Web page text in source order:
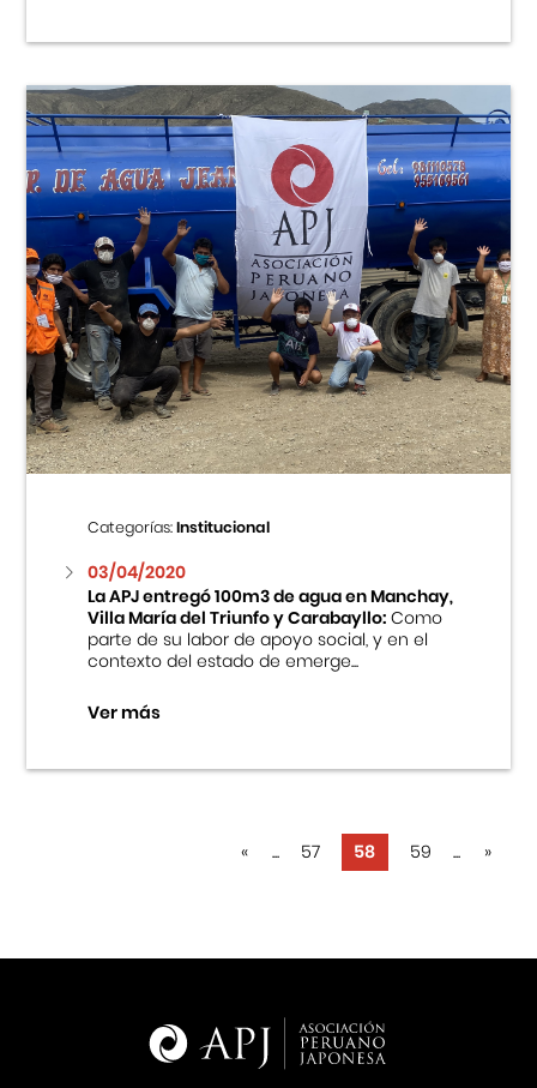
Categorías:Institucional
03/04/2020
La APJ entregó 100m3 de agua en Manchay,
Villa María del Triunfo y Carabayllo:Como
parte de su labor de apoyo social, y en el
contexto del estado de emerge...
Ver más
« ... 57 58 59 ... »